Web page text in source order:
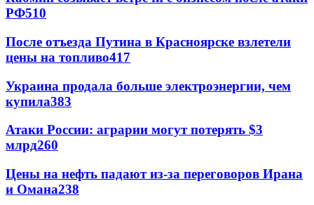
РФ510
После отъезда Путина в Красноярске взлетели
цены на топливо417
Украина продала больше электроэнергии, чем
купила383
Атаки России: аграрии могут потерять $3
млрд260
Цены на нефть падают из-за переговоров Ирана
и Омана238